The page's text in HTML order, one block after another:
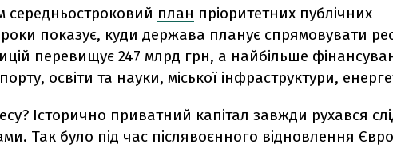
середньостроковий план пріоритетних публічних
роки показує, куди держава планує спрямовувати
перевищує 247 млрд грн, а найбільше
освіти та науки, міської інфраструктури,
Історично приватний капітал завжди рухався
Так було під час післявоєнного відновлення